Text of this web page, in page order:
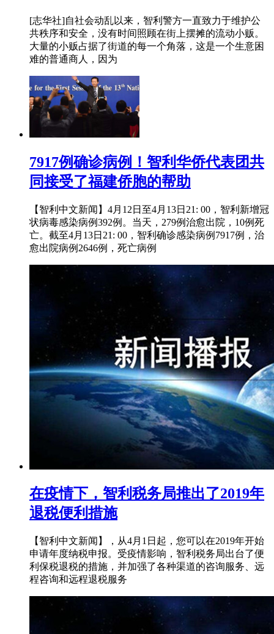
[志华社]自社会动乱以来，智利警方一直致力于维护公
共秩序和安全，没有时间照顾在街上摆摊的流动小贩。
大量的小贩占据了街道的每一个角落，这是一个生意困
难的普通商人，因为
7917例确诊病例！智利华侨代表团共
同接受了福建侨胞的帮助
【智利中文新闻】4月12日至4月13日21: 00，智利新增冠
状病毒感染病例392例。当天，279例治愈出院，10例死
亡。截至4月13日21: 00，智利确诊感染病例7917例，治
愈出院病例2646例，死亡病例
在疫情下，智利税务局推出了2019年
退税便利措施
【智利中文新闻】，从4月1日起，您可以在2019年开始
申请年度纳税申报。受疫情影响，智利税务局出台了便
利保税退税的措施，并加强了各种渠道的咨询服务、远
程咨询和远程退税服务